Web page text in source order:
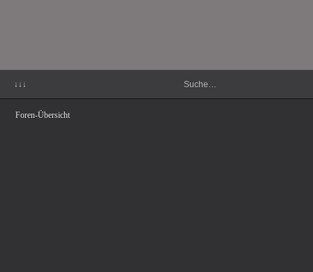
↓↓↓
Foren-Übersicht